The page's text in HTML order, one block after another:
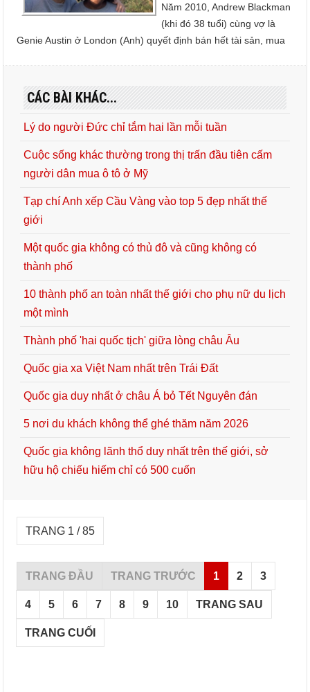
Năm 2010, Andrew Blackman
(khi đó 38 tuổi) cùng vợ là
Genie Austin ở London (Anh) quyết định bán hết tài sản, mua
CÁC BÀI KHÁC...
Lý do người Đức chỉ tắm hai lần mỗi tuần
Cuộc sống khác thường trong thị trấn đầu tiên cấm
người dân mua ô tô ở Mỹ
Tạp chí Anh xếp Cầu Vàng vào top 5 đẹp nhất thế
giới
Một quốc gia không có thủ đô và cũng không có
thành phố
10 thành phố an toàn nhất thế giới cho phụ nữ du lịch
một mình
Thành phố 'hai quốc tịch' giữa lòng châu Âu
Quốc gia xa Việt Nam nhất trên Trái Đất
Quốc gia duy nhất ở châu Á bỏ Tết Nguyên đán
5 nơi du khách không thể ghé thăm năm 2026
Quốc gia không lãnh thổ duy nhất trên thế giới, sở
hữu hộ chiếu hiếm chỉ có 500 cuốn
TRANG 1 / 85
TRANG ĐẦU TRANG TRƯỚC 1 2 3
4 5 6 7 8 9 10 TRANG SAU
TRANG CUỐI